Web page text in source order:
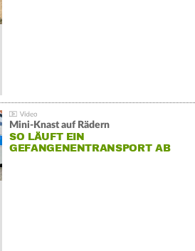
Mini-Knast auf Rädern
SO LÄUFT EIN
GEFANGENENTRANSPORT AB